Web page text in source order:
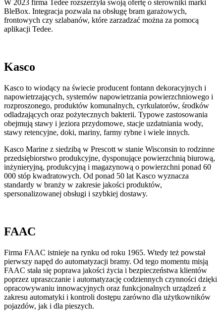
W 2023 firma Tedee rozszerzyła swoją ofertę o sterowniki marki
BleBox. Integracja pozwala na obsługę bram garażowych,
frontowych czy szlabanów, które zarzadzać można za pomocą
aplikacji Tedee.
Kasco
Kasco to wiodący na świecie producent fontann dekoracyjnych i
napowietrzających, systemów napowietrzania powierzchniowego i
rozproszonego, produktów komunalnych, cyrkulatorów, środków
odladzających oraz pożytecznych bakterii. Typowe zastosowania
obejmują stawy i jeziora przydomowe, stacje uzdatniania wody,
stawy retencyjne, doki, mariny, farmy rybne i wiele innych.
Kasco Marine z siedzibą w Prescott w stanie Wisconsin to rodzinne
przedsiębiorstwo produkcyjne, dysponujące powierzchnią biurową,
inżynieryjną, produkcyjną i magazynową o powierzchni ponad 60
000 stóp kwadratowych. Od ponad 50 lat Kasco wyznacza
standardy w branży w zakresie jakości produktów,
spersonalizowanej obsługi i szybkiej dostawy.
FAAC
Firma FAAC istnieje na rynku od roku 1965. Wtedy też powstał
pierwszy napęd do automatyzacji bramy. Od tego momentu misją
FAAC stała się poprawa jakości życia i bezpieczeństwa klientów
poprzez upraszczanie i automatyzację codziennych czynności dzięki
opracowywaniu innowacyjnych oraz funkcjonalnych urządzeń z
zakresu automatyki i kontroli dostępu zarówno dla użytkowników
pojazdów, jak i dla pieszych.